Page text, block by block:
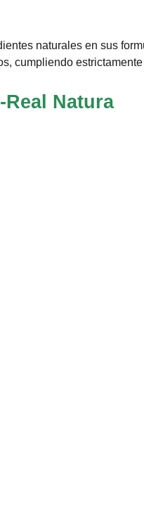
naturales en sus
cumpliendo
Natura